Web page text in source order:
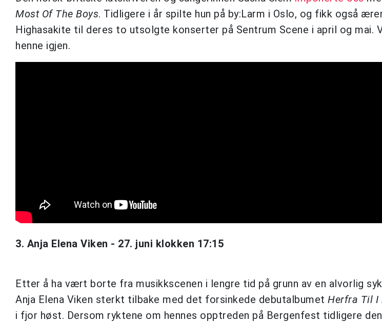
Most Of The Boys. Tidligere i år spilte hun på by:Larm i Oslo, og fikk også
Highasakite til deres to utsolgte konserter på Sentrum Scene i april og mai.
henne igjen.
3. Anja Elena Viken - 27. juni klokken 17:15
Etter å ha vært borte fra musikkscenen i lengre tid på grunn av en alvorlig
Anja Elena Viken sterkt tilbake med det forsinkede debutalbumet Herfra Til I
i fjor høst. Dersom ryktene om hennes opptreden på Bergenfest tidligere